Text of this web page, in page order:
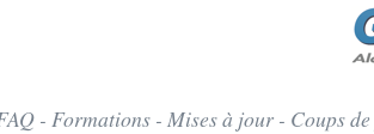
- Formations - Mises à jour - Coups